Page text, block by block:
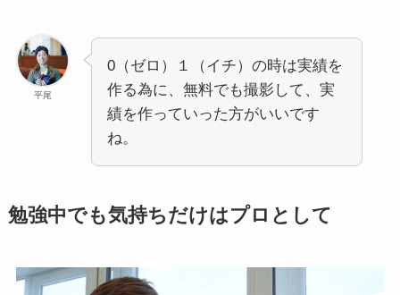
平尾
0（ゼロ）１（イチ）の時は実績を
作る為に、無料でも撮影して、実
績を作っていった方がいいです
ね。
勉強中でも気持ちだけはプロとして